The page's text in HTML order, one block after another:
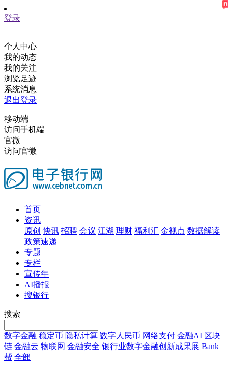
登录
个人中心
我的动态
我的关注
浏览足迹
系统消息
退出登录
移动端
访问手机端
官微
访问官微
首页
资讯
原创 快讯 招聘 会议 江湖 理财 福利汇 金视点 数据解读
政策速递
专题
专栏
宣传年
AI播报
搜银行
搜索
数字金融 稳定币 隐私计算 数字人民币 网络支付 金融AI 区块
链 金融云 物联网 金融安全 银行业数字金融创新成果展 Bank
帮 全部